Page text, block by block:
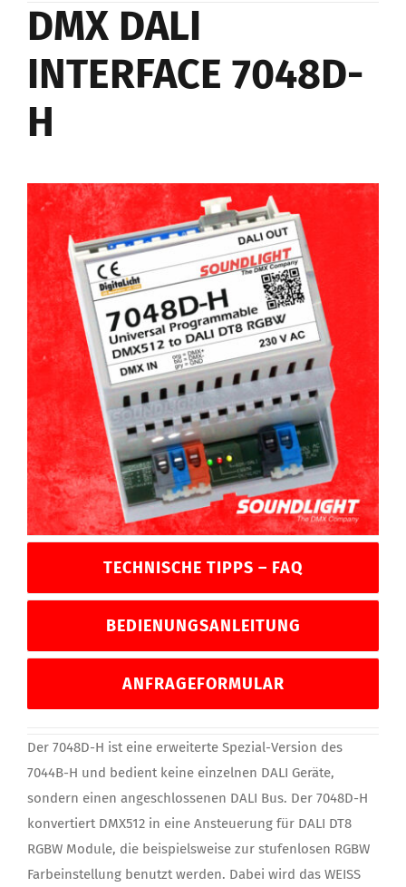
DMX DALI
INTERFACE 7048D-
H
TECHNISCHE TIPPS – FAQ
BEDIENUNGSANLEITUNG
ANFRAGEFORMULAR
Der 7048D-H ist eine erweiterte Spezial-Version des
7044B-H und bedient keine einzelnen DALI Geräte,
sondern einen angeschlossenen DALI Bus. Der 7048D-H
konvertiert DMX512 in eine Ansteuerung für DALI DT8
RGBW Module, die beispielsweise zur stufenlosen RGBW
Farbeinstellung benutzt werden. Dabei wird das WEISS